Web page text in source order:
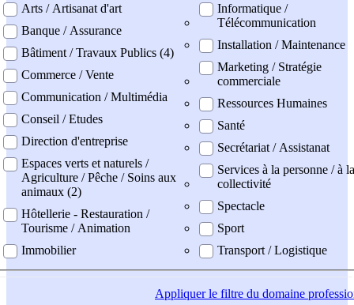
Arts / Artisanat d'art
Banque / Assurance
Bâtiment / Travaux Publics (4)
Commerce / Vente
Communication / Multimédia
Conseil / Etudes
Direction d'entreprise
Espaces verts et naturels /
Agriculture / Pêche / Soins aux
animaux (2)
Hôtellerie - Restauration /
Tourisme / Animation
Immobilier
Informatique /
Télécommunication
Installation / Maintenance
Marketing / Stratégie
commerciale
Ressources Humaines
Santé
Secrétariat / Assistanat
Services à la personne / à la
collectivité
Spectacle
Sport
Transport / Logistique
Appliquerle filtre du domaine